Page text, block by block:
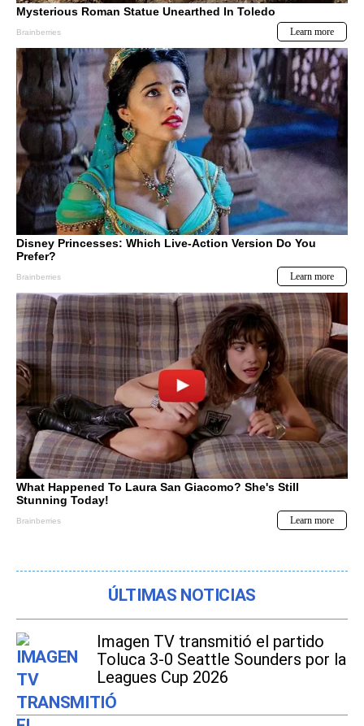
ÚLTIMAS NOTICIAS
Imagen TV transmitió el partido
Toluca 3-0 Seattle Sounders por la
Leagues Cup 2026